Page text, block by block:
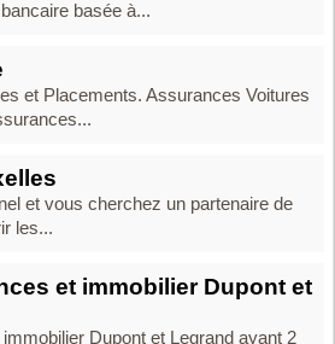
basée à...
et Placements. Assurances Voitures
et vous cherchez un partenaire de
les...
et immobilier Dupont et
Dupont et Legrand ayant 2